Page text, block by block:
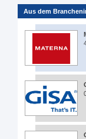
Aus dem